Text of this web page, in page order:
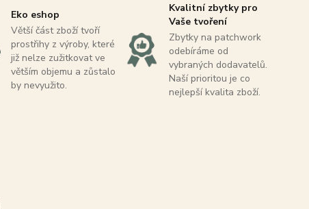
Eko eshop
Větší část zboží tvoří
prostřihy z výroby, které
již nelze zužitkovat ve
větším objemu a zůstalo
by nevyužito.
Kvalitní zbytky pro
Vaše tvoření
Zbytky na patchwork
odebíráme od
vybraných dodavatelů.
Naší prioritou je co
nejlepší kvalita zboží.